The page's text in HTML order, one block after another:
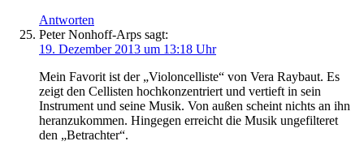
Antworten
Peter Nonhoff-Arps sagt:
19. Dezember 2013 um 13:18 Uhr
Mein Favorit ist der „Violoncelliste“ von Vera Raybaut. Es
zeigt den Cellisten hochkonzentriert und vertieft in sein
Instrument und seine Musik. Von außen scheint nichts an ihn
heranzukommen. Hingegen erreicht die Musik ungefilteret
den „Betrachter“.